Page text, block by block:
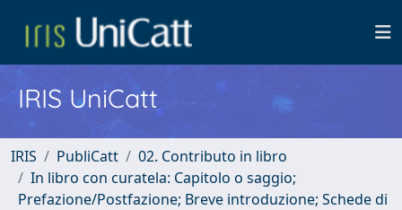
IRIS UniCatt
IRIS PubliCatt
02. Contributo in libro
In libro con curatela: Capitolo o saggio;
Prefazione/Postfazione; Breve introduzione; Schede di